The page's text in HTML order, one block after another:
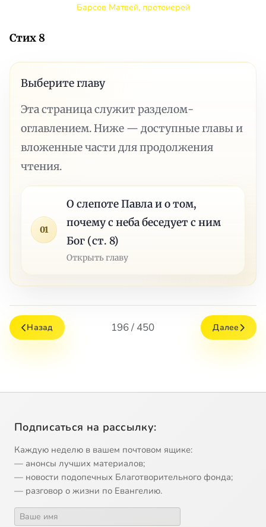
Барсов Матвей, протоиерей
Стих 8
Выберите главу
Эта страница служит разделом-
оглавлением. Ниже — доступные главы и
вложенные части для продолжения
чтения.
01
О слепоте Павла и о том,
почему с неба беседует с ним
Бог (ст. 8)
Открыть главу
Назад 196 / 450 Далее
Подписаться на рассылку:
Каждую неделю в вашем почтовом ящике:
— анонсы лучших материалов;
— новости подопечных Благотворительного фонда;
— разговор о жизни по Евангелию.